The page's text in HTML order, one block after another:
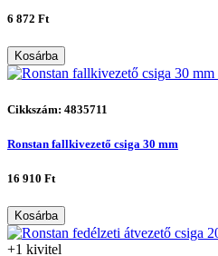
6 872 Ft
Kosárba
Cikkszám: 4835711
Ronstan fallkivezető csiga 30 mm
16 910 Ft
Kosárba
+1 kivitel